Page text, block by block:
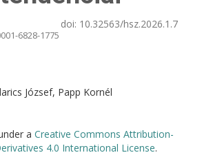
6828-1775
doi: 10.32563/hsz.2026.1.7
József, Papp Kornél
a Creative Commons Attribution-
4.0 International License.